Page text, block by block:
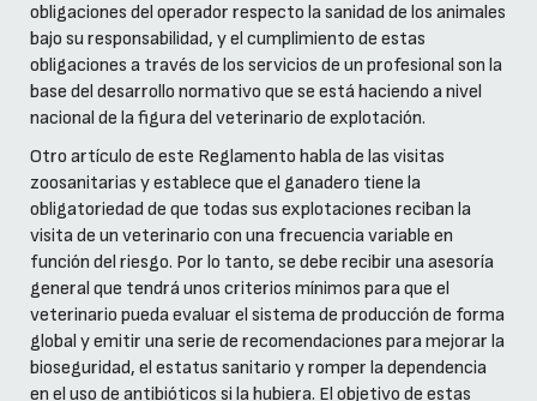
obligaciones del operador respecto la sanidad de los animales
bajo su responsabilidad, y el cumplimiento de estas
obligaciones a través de los servicios de un profesional son la
base del desarrollo normativo que se está haciendo a nivel
nacional de la figura del veterinario de explotación.
Otro artículo de este Reglamento habla de las visitas
zoosanitarias y establece que el ganadero tiene la
obligatoriedad de que todas sus explotaciones reciban la
visita de un veterinario con una frecuencia variable en
función del riesgo. Por lo tanto, se debe recibir una asesoría
general que tendrá unos criterios mínimos para que el
veterinario pueda evaluar el sistema de producción de forma
global y emitir una serie de recomendaciones para mejorar la
bioseguridad, el estatus sanitario y romper la dependencia
en el uso de antibióticos si la hubiera. El objetivo de estas